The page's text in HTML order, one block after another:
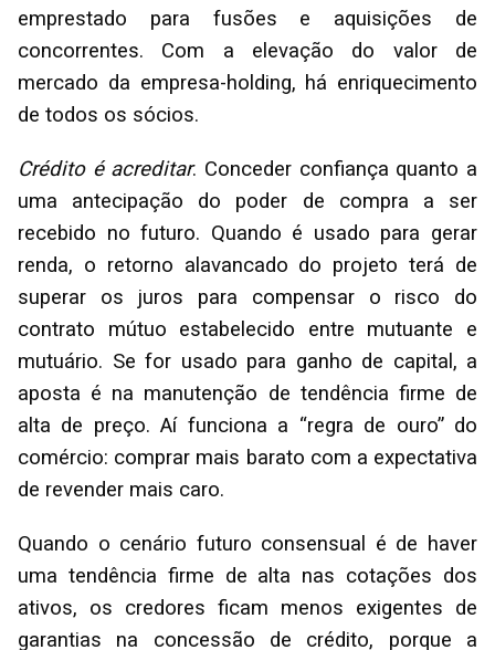
emprestado para fusões e aquisições de
concorrentes. Com a elevação do valor de
mercado da empresa-holding, há enriquecimento
de todos os sócios.
Crédito é acreditar. Conceder confiança quanto a
uma antecipação do poder de compra a ser
recebido no futuro. Quando é usado para gerar
renda, o retorno alavancado do projeto terá de
superar os juros para compensar o risco do
contrato mútuo estabelecido entre mutuante e
mutuário. Se for usado para ganho de capital, a
aposta é na manutenção de tendência firme de
alta de preço. Aí funciona a “regra de ouro” do
comércio: comprar mais barato com a expectativa
de revender mais caro.
Quando o cenário futuro consensual é de haver
uma tendência firme de alta nas cotações dos
ativos, os credores ficam menos exigentes de
garantias na concessão de crédito, porque a